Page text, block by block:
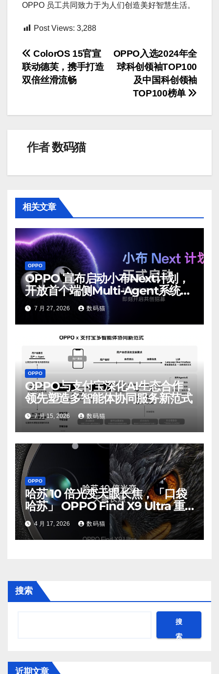
OPPO 员工共同致力于为人们创造美好智慧生活。
Post Views: 3,288
文
章
航
OPPO入选2024年全
球科创领袖TOP100
及中国科创领袖
TOP100榜单
ColorOS 15官宣
联动德芙，携手打造
双倍丝滑流畅
作者数码猫
相关文章
OPPO
OPPO 宣布启动小布Next计划，
开放首个端侧Multi-Agent系统内
测7 月 27, 2026 数码猫
OPPO
OPPO与支付宝深化AI生态合作，
领先塑造多智能体协同服务新范式
7 月 15, 2026 数码猫
OPPO
哈苏 10 倍光变天眼长焦，「口袋
哈苏」 OPPO Find X9 Ultra 重
构移动影像光学新巅峰
4 月 17, 2026 数码猫
搜索
搜
索
近期文章